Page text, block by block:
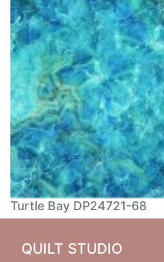
Turtle Bay DP24721-68
QUILT STUDIO